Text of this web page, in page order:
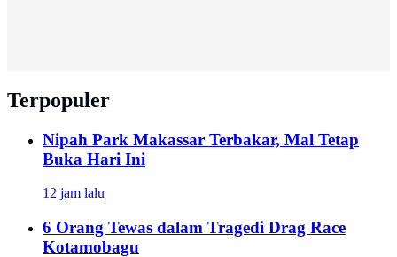
Terpopuler
Nipah Park Makassar Terbakar, Mal Tetap
Buka Hari Ini
12 jam lalu
6 Orang Tewas dalam Tragedi Drag Race
Kotamobagu